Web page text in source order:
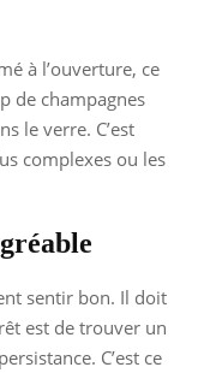
à l’ouverture, ce
de champagnes
le verre. C’est
complexes ou les
sentir bon. Il doit
est de trouver un
C’est ce